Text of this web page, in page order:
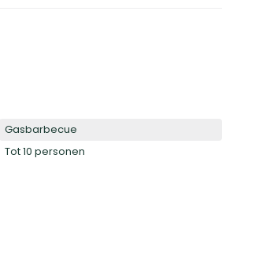
Gasbarbecue
Tot 10 personen